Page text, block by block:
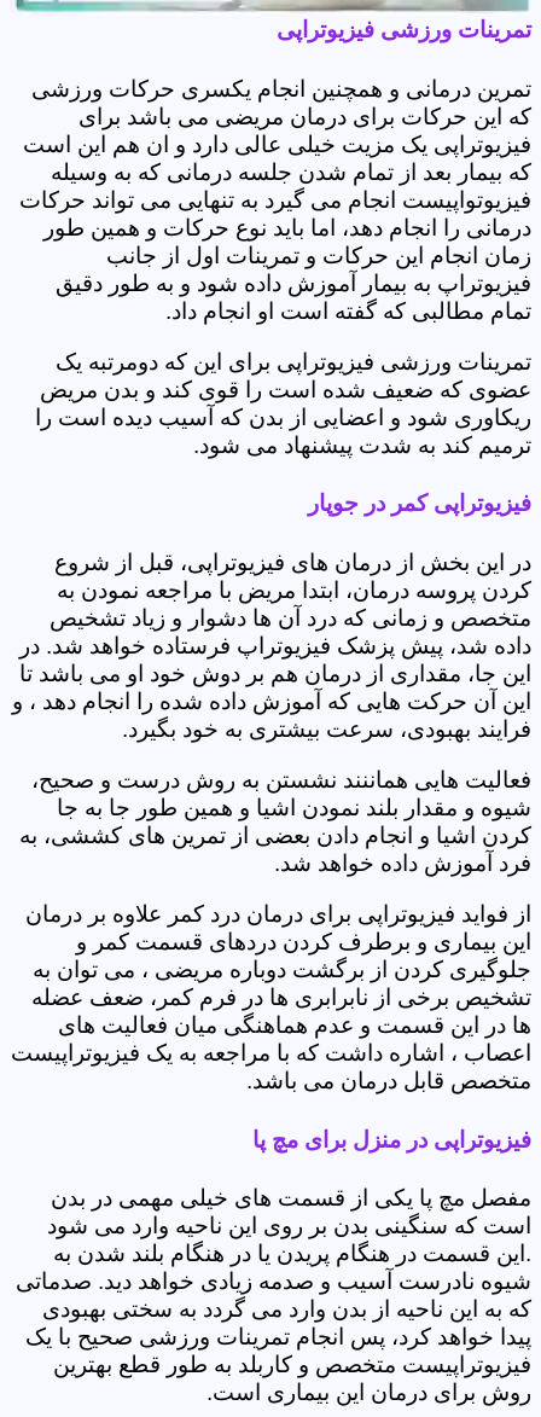
تمرینات ورزشی فیزیوتراپی
تمرین درمانی و همچنین انجام یکسری حرکات ورزشی
که این حرکات برای درمان مریضی می باشد برای
فیزیوتراپی یک مزیت خیلی عالی دارد و ان هم این است
که بیمار بعد از تمام شدن جلسه درمانی که به وسیله
فیزیوتواپیست انجام می گیرد به تنهایی می تواند حرکات
درمانی را انجام دهد، اما باید نوع حرکات و همین طور
زمان انجام این حرکات و تمرینات اول از جانب
فیزیوتراپ به بیمار آموزش داده شود و به طور دقیق
تمام مطالبی که گفته است او انجام داد.
تمرینات ورزشی فیزیوتراپی برای این که دومرتبه یک
عضوی که ضعیف شده است را قوی کند و بدن مریض
ریکاوری شود و اعضایی از بدن که آسیب دیده است را
ترمیم کند به شدت پیشنهاد می شود.
فیزیوتراپی کمر در جوپار
در این بخش از درمان های فیزیوتراپی، قبل از شروع
کردن پروسه درمان، ابتدا مریض با مراجعه نمودن به
متخصص و زمانی که درد آن ها دشوار و زیاد تشخیص
داده شد، پیش پزشک فیزیوتراپ فرستاده خواهد شد. در
این جا، مقداری از درمان هم بر دوش خود او می باشد تا
این آن حرکت هایی که آموزش داده شده را انجام دهد ، و
فرایند بهبودی، سرعت بیشتری به خود بگیرد.
فعالیت هایی هماننند نشستن به روش درست و صحیح،
شیوه و مقدار بلند نمودن اشیا و همین طور جا به جا
کردن اشیا و انجام دادن بعضی از تمرین های کششی، به
فرد آموزش داده خواهد شد.
از فواید فیزیوتراپی برای درمان درد کمر علاوه بر درمان
این بیماری و برطرف کردن دردهای قسمت کمر و
جلوگیری کردن از برگشت دوباره مریضی ، می توان به
تشخیص برخی از نابرابری ها در فرم کمر، ضعف عضله
ها در این قسمت و عدم هماهنگی میان فعالیت های
اعصاب ، اشاره داشت که با مراجعه به یک فیزیوتراپیست
متخصص قابل درمان می باشد.
فیزیوتراپی در منزل برای مچ پا
مفصل مچ پا یکی از قسمت های خیلی مهمی در بدن
است که سنگینی بدن بر روی این ناحیه وارد می شود
.این قسمت در هنگام پریدن یا در هنگام بلند شدن به
شیوه نادرست آسیب و صدمه زیادی خواهد دید. صدماتی
که به این ناحیه از بدن وارد می گردد به سختی بهبودی
پیدا خواهد کرد، پس انجام تمرینات ورزشی صحیح با یک
فیزیوتراپیست متخصص و کاربلد به طور قطع بهترین
روش برای درمان این بیماری است.